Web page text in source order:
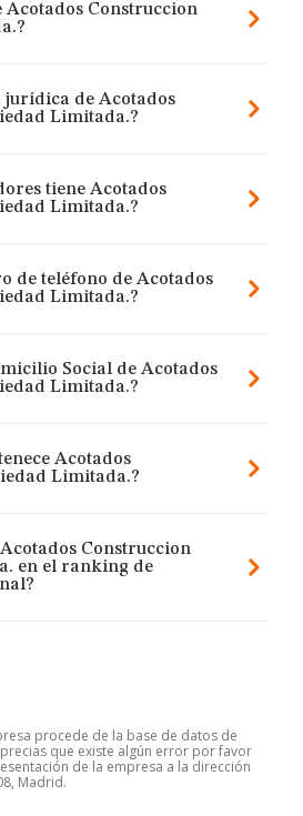
Acotados Construccion
jurídica de Acotados
Limitada.?
tiene Acotados
Limitada.?
de teléfono de Acotados
Limitada.?
Social de Acotados
Limitada.?
Acotados
Limitada.?
Construccion
en el ranking de
procede de la base de datos de
aprecias que existe algún error por favor
de la empresa a la dirección
Madrid.